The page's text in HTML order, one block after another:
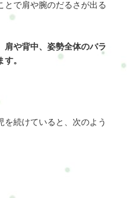
とで肩や腕のだるさが出る
肩や背中、姿勢全体のバラ
。
を続けていると、次のよう